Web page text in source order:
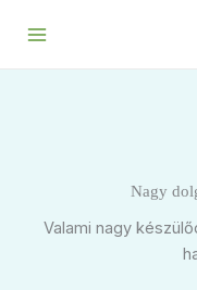
Nagy
Valami nagy